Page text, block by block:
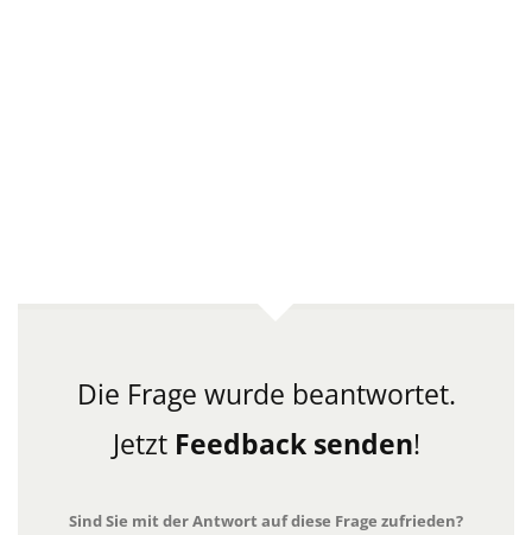
Die Frage wurde beantwortet.
Jetzt Feedback senden!
Sind Sie mit der Antwort auf diese Frage zufrieden?